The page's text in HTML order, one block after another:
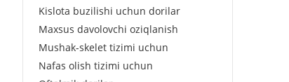
Kislota buzilishi uchun dorilar
Maxsus davolovchi oziqlanish
Mushak-skelet tizimi uchun
Nafas olish tizimi uchun